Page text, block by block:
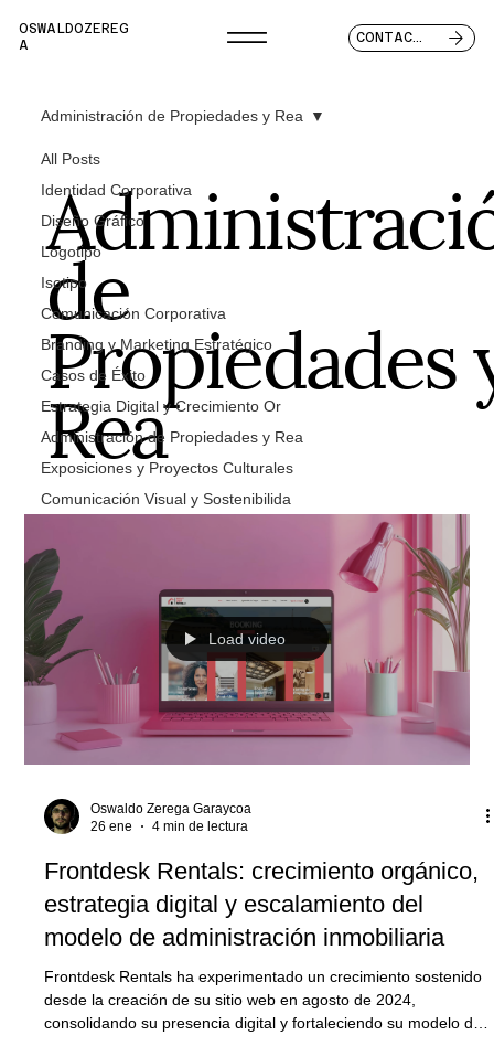
OSWALDOZEREG
A
CONTACTO
All Posts
Identidad Corporativa
Diseño Gráfico
Logotipo
Isotipo
Comunicación Corporativa
Branding y Marketing Estratégico
Casos de Éxito
Estrategia Digital y Crecimiento Or
Administración de Propiedades y Rea
Exposiciones y Proyectos Culturales
Comunicación Visual y Sostenibilida
Administración de Propiedades y Rea
de
Propiedades
Rea
Load video
Oswaldo Zerega Garaycoa
26 ene
4 min de lectura
Frontdesk Rentals: crecimiento orgánico,
estrategia digital y escalamiento del
modelo de administración inmobiliaria
Frontdesk Rentals ha experimentado un crecimiento sostenido
desde la creación de su sitio web en agosto de 2024,
consolidando su presencia digital y fortaleciendo su modelo de